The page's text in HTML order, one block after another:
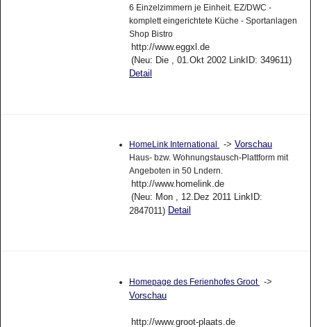
6 Einzelzimmern je Einheit. EZ/DWC -
komplett eingerichtete Küche - Sportanlagen
Shop Bistro
http://www.eggxl.de
(Neu: Die , 01.Okt 2002 LinkID: 349611)
Detail
HomeLink International -> Vorschau
Haus- bzw. Wohnungstausch-Plattform mit
Angeboten in 50 Lndern.
http://www.homelink.de
(Neu: Mon , 12.Dez 2011 LinkID:
2847011) Detail
Homepage des Ferienhofes Groot ->
Vorschau
http://www.groot-plaats.de